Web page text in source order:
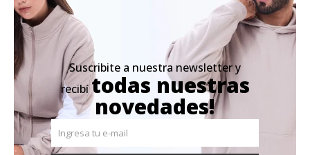
Suscribite a nuestra newsletter y
recibítodas nuestras
novedades!